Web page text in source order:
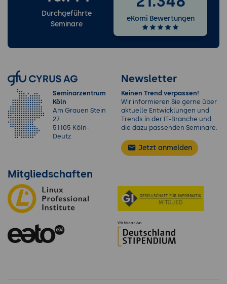
Strategien zur kontinuierlichen Verbesserung
Optimierung der Nutzung von Sitecore im
Unternehmensalltag
Neue Entwicklungen und Trends
Aktuelle und zukünftige Features von
Sitecore
Trends in der Digital Experience
Technologie und deren Auswirkungen
Integration mit weiteren Technologien
Erweiterung der Möglichkeiten
Weiterentwicklung und Support
Ressourcen zur kontinuierlichen
Weiterbildung und Nutzung von Support-
Diensten
Durchgeführte
Seminare
eKomi Bewertungen
Seminarzentrum
Köln
Am Grauen Stein
27
51105 Köln-
Deutz
Newsletter
Keinen Trend verpassen!
Wir informieren Sie gerne über
aktuelle Entwicklungen und
Trends in der IT-Branche und
die dazu passenden Seminare.
Jetzt anmelden
Mitgliedschaften